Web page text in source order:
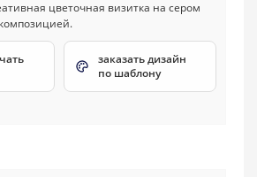
заказать дизайн
по шаблону